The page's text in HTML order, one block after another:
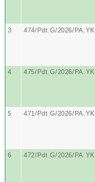
3
474/Pdt.G/2026/PA.YK
4
475/Pdt.G/2026/PA.YK
5
471/Pdt.G/2026/PA.YK
6
472/Pdt.G/2026/PA.YK